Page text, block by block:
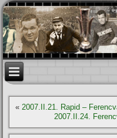
«2007.II.21. Rapid –
2007.II.24.